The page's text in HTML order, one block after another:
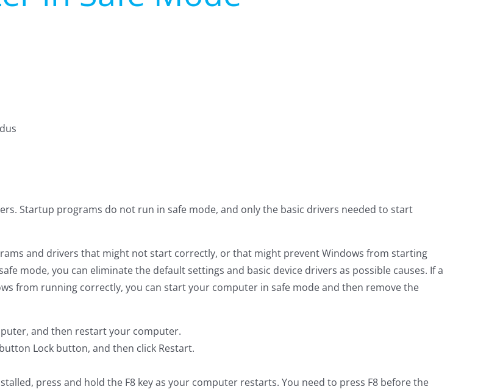
Startup programs do not run in safe mode, and only the basic drivers needed to start
and drivers that might not start correctly, or that might prevent Windows from starting
mode, you can eliminate the default settings and basic device drivers as possible causes. If a
from running correctly, you can start your computer in safe mode and then remove the
and then restart your computer.
Lock button, and then click Restart.
press and hold the F8 key as your computer restarts. You need to press F8 before the